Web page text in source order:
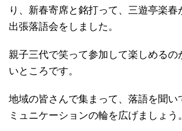
り、新春寄席と銘打って、三遊亭楽春
出張落語会をしました。
親子三代で笑って参加して楽しめるの
いところです。
地域の皆さんで集まって、落語を聞い
ミュニケーションの輪を広げましょう。